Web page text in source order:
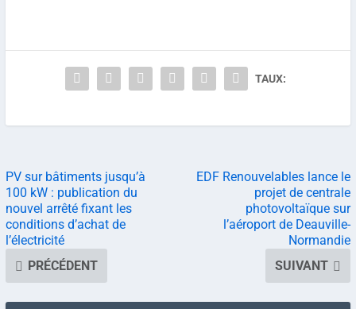
TAUX:
PV sur bâtiments jusqu’à
100 kW : publication du
nouvel arrêté fixant les
conditions d’achat de
l’électricité
PRÉCÉDENT
EDF Renouvelables lance le
projet de centrale
photovoltaïque sur
l’aéroport de Deauville-
Normandie
SUIVANT